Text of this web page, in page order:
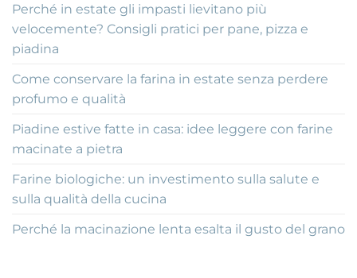
Perché in estate gli impasti lievitano più
velocemente? Consigli pratici per pane, pizza e
piadina
Come conservare la farina in estate senza perdere
profumo e qualità
Piadine estive fatte in casa: idee leggere con farine
macinate a pietra
Farine biologiche: un investimento sulla salute e
sulla qualità della cucina
Perché la macinazione lenta esalta il gusto del grano